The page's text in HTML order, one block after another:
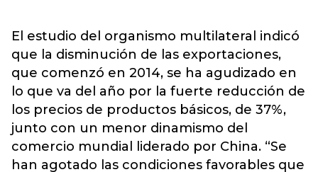
El estudio del organismo multilateral indicó
que la disminución de las exportaciones,
que comenzó en 2014, se ha agudizado en
lo que va del año por la fuerte reducción de
los precios de productos básicos, de 37%,
junto con un menor dinamismo del
comercio mundial liderado por China. “Se
han agotado las condiciones favorables que